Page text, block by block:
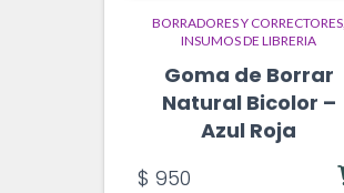
BORRADORES Y CORRECTORES
INSUMOS DE LIBRERIA
Goma de Borrar
Natural Bicolor –
Azul Roja
$ 950